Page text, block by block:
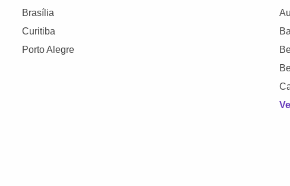
Brasília
Curitiba
Porto Alegre